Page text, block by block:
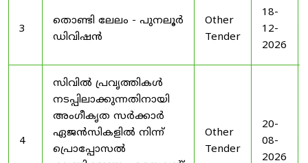
3
തൊണ്ടി ലേലം - പുനലൂർ
ഡിവിഷൻ
Other
Tender
18-
12-
2026
4
സിവിൽ പ്രവൃത്തികൾ
നടപ്പിലാക്കുന്നതിനായി
അംഗീകൃത സർക്കാർ
ഏജൻസികളിൽ നിന്ന്
പ്രൊപ്പോസൽ
Other
Tender
20-
08-
2026